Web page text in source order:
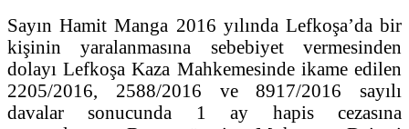
Sayın Hamit Manga 2016 yılında Lefkoşa’da bir
kişinin yaralanmasına sebebiyet vermesinden
dolayı Lefkoşa Kaza Mahkemesinde ikame edilen
2205/2016, 2588/2016 ve 8917/2016 sayılı
davalar sonucunda 1 ay hapis cezasına